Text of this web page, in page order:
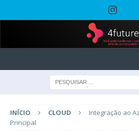
INÍCIO CLOUD
Integração ao
Principal